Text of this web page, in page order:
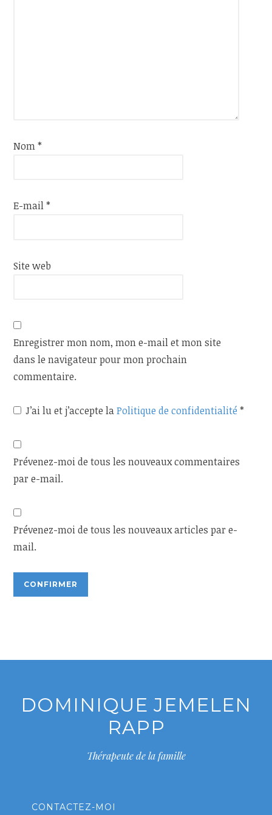
Nom*
E-mail*
Site web
Enregistrer mon nom, mon e-mail et mon site
dans le navigateur pour mon prochain
commentaire.
J’ai lu et j’accepte laPolitique de confidentialité*
Prévenez-moi de tous les nouveaux commentaires
par e-mail.
Prévenez-moi de tous les nouveaux articles par e-
mail.
DOMINIQUE JEMELEN
RAPP
Thérapeute de la famille
CONTACTEZ-MOI